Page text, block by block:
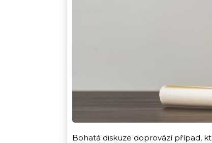
Bohatá diskuze doprovází případ,